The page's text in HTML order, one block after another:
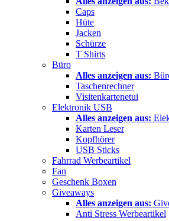
Caps
Hüte
Jacken
Schürze
T Shirts
Büro
Alles anzeigen aus:
Taschenrechner
Visitenkartenetui
Elektronik USB
Alles anzeigen aus:
Karten Leser
Kopfhörer
USB Sticks
Fahrrad Werbeartikel
Fan
Geschenk Boxen
Giveaways
Alles anzeigen aus:
Anti Stress Werbeartikel